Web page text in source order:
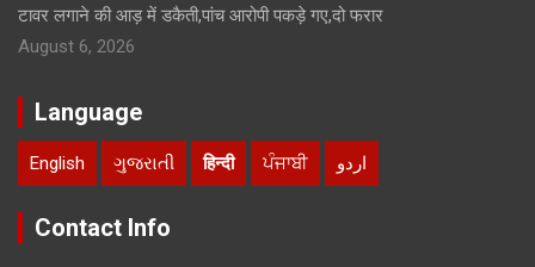
टावर लगाने की आड़ में डकैती,पांच आरोपी पकड़े गए,दो फरार
August 6, 2026
Language
English ગુજરાતી हिन्दी ਪੰਜਾਬੀ اردو
Contact Info